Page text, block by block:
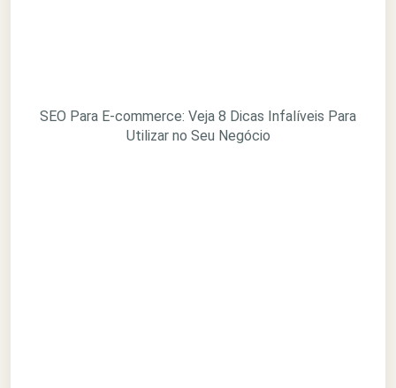
SEO Para E-commerce: Veja 8 Dicas Infalíveis Para
Utilizar no Seu Negócio